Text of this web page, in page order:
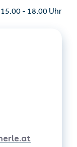
15.00 - 18.00 Uhr